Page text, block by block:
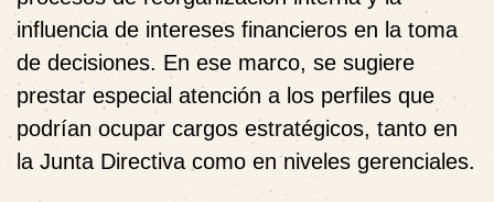
influencia de intereses financieros en la toma
de decisiones. En ese marco, se sugiere
prestar especial atención a los perfiles que
podrían ocupar cargos estratégicos, tanto en
la Junta Directiva como en niveles gerenciales.